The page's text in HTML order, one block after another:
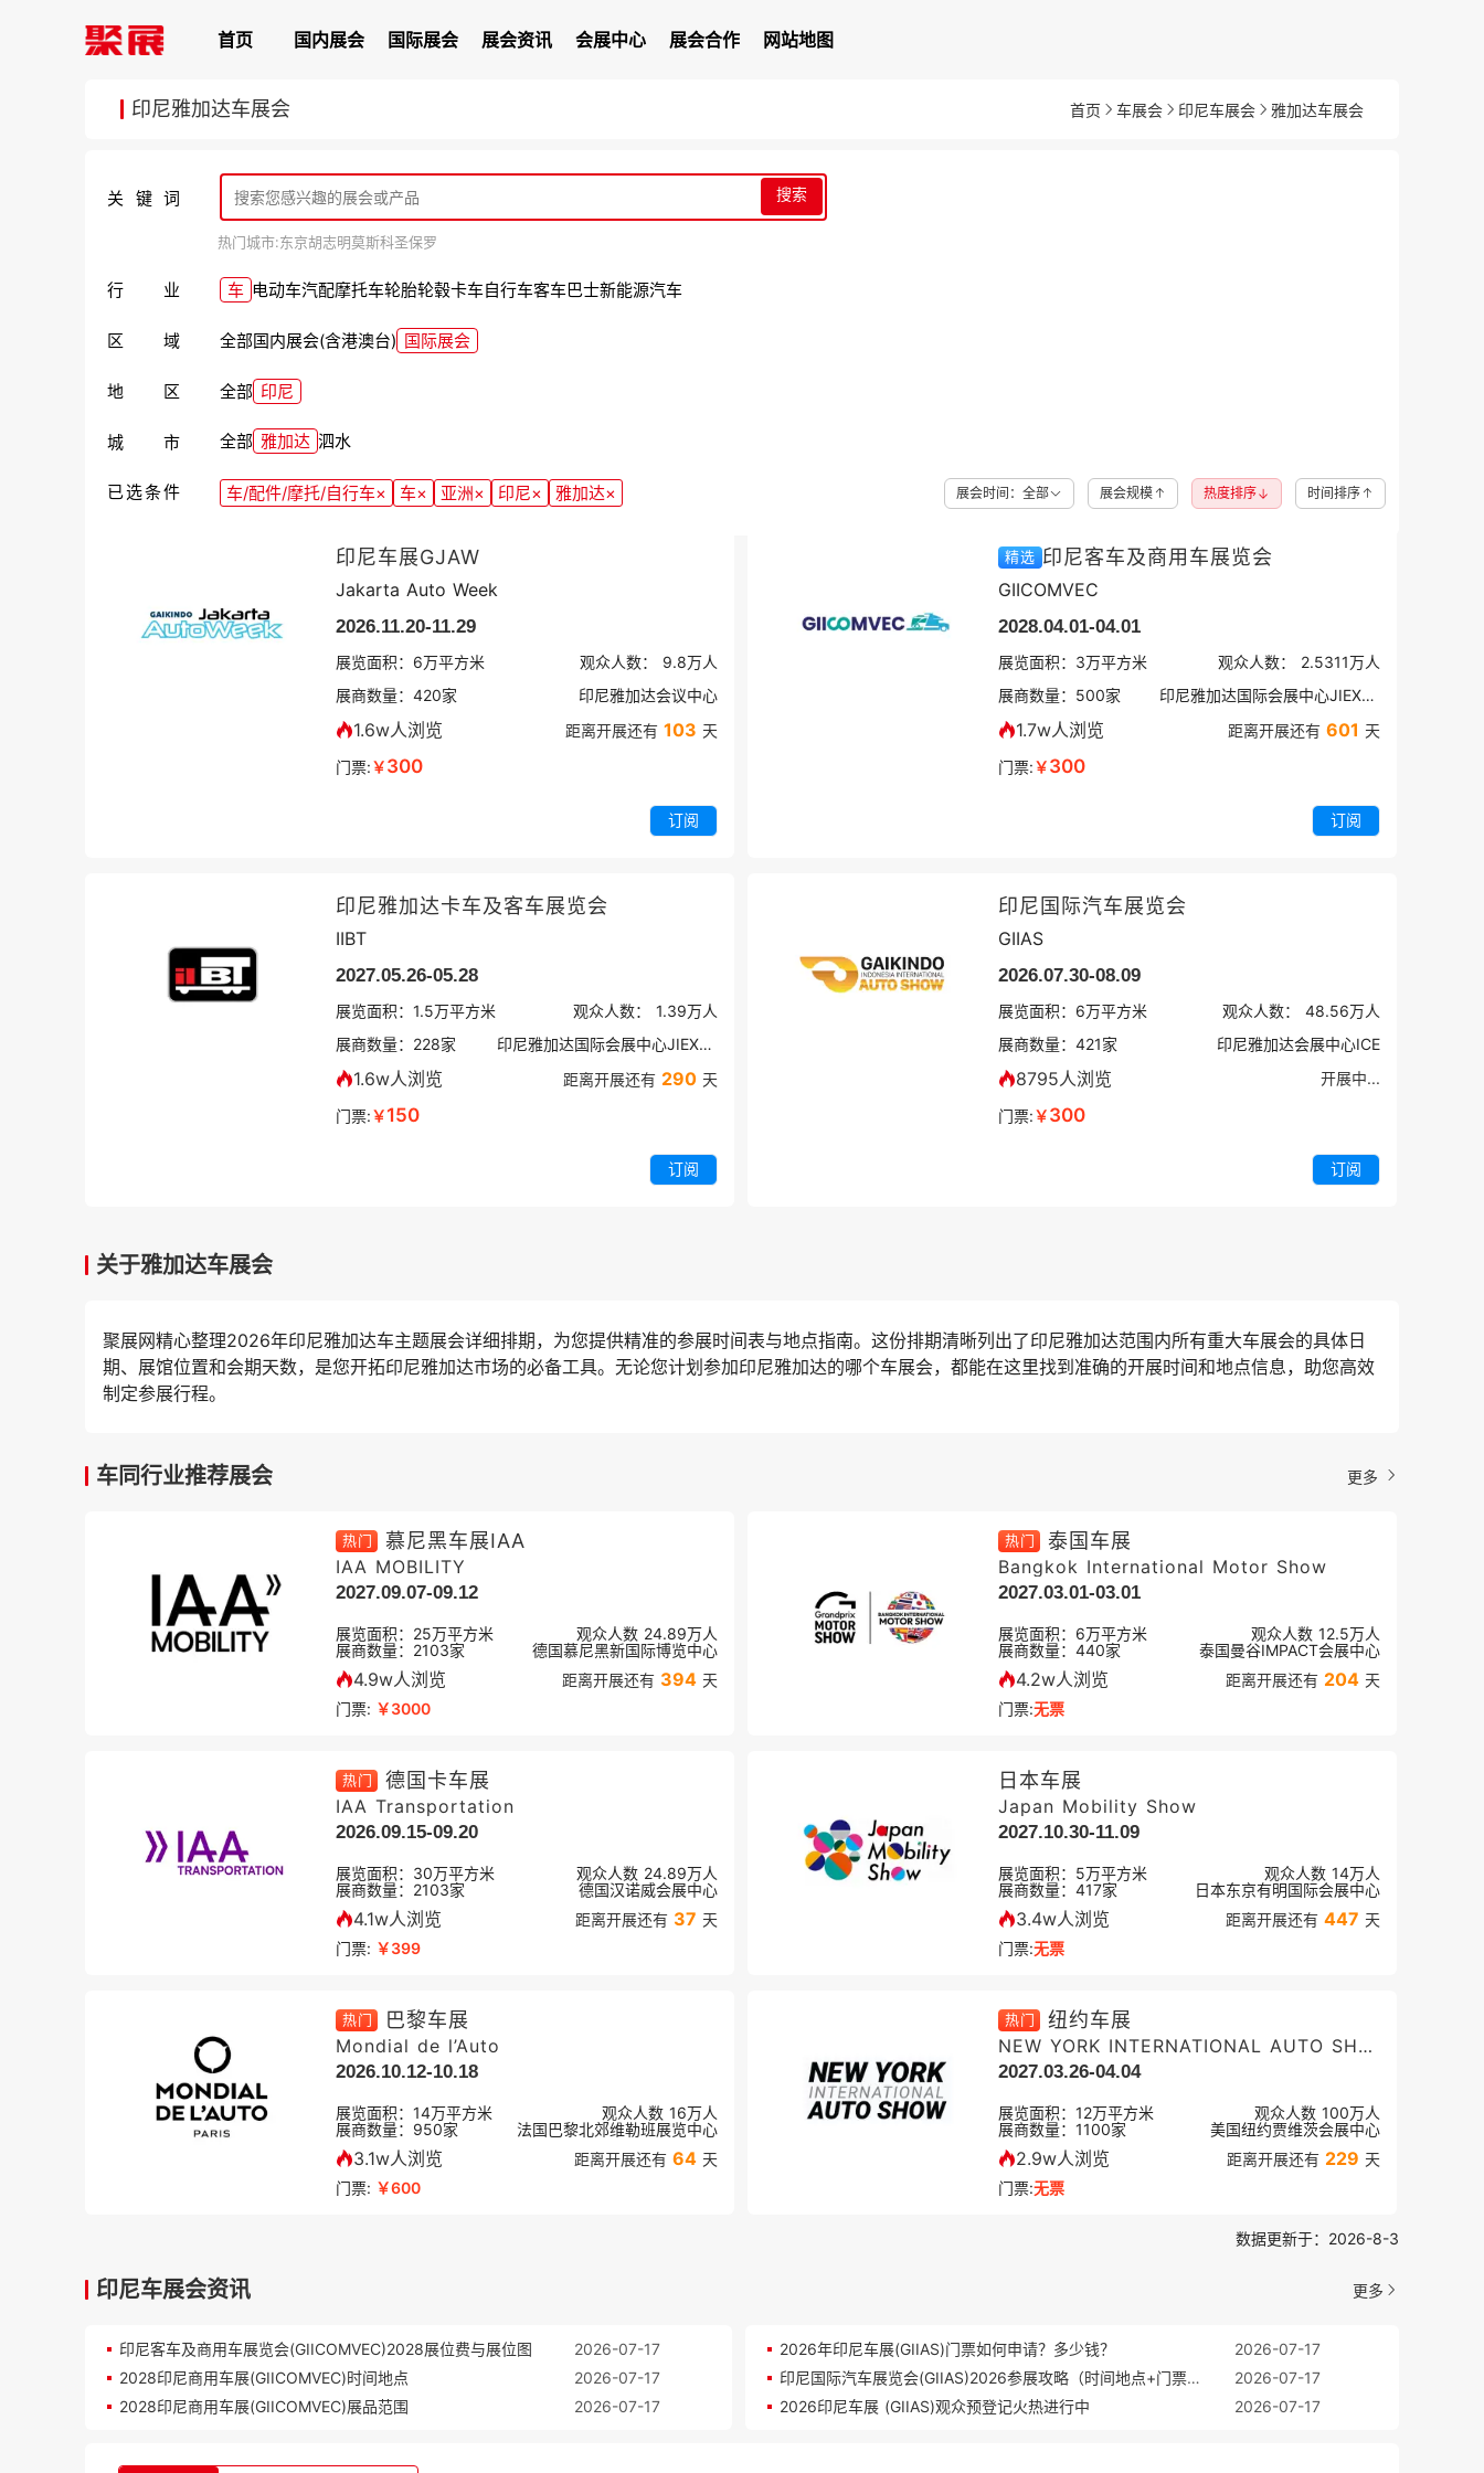
首页 国内展会 国际展会 展会资讯 会展中心 展会合作 网站地图
印尼雅加达车展会 首页 车展会 印尼车展会 雅加达车展会
印尼车展GJAW
Jakarta Auto Week
2026.11.20-11.29
展览面积： 6万平方米 观众人数： 9.8万人
展商数量： 420家 印尼雅加达会议中心
1.6w人浏览 距离开展还有 103 天
门票:￥300
订阅
精选 印尼客车及商用车展览会
GIICOMVEC
2028.04.01-04.01
展览面积： 3万平方米 观众人数： 2.5311万人
展商数量： 500家 印尼雅加达国际会展中心JIEXPO
1.7w人浏览 距离开展还有 601 天
门票:￥300
订阅
印尼雅加达卡车及客车展览会
IIBT
2027.05.26-05.28
展览面积： 1.5万平方米 观众人数： 1.39万人
展商数量： 228家 印尼雅加达国际会展中心JIEXPO
1.6w人浏览 距离开展还有 290 天
门票:￥150
订阅
印尼国际汽车展览会
GIIAS
2026.07.30-08.09
展览面积： 6万平方米 观众人数： 48.56万人
展商数量： 421家 印尼雅加达会展中心ICE
8795人浏览
开展中...
门票:￥300
订阅
关于雅加达车展会
聚展网精心整理2026年印尼雅加达车主题展会详细排期，为您提供精准的参展时间表与地点指南。这份排期清晰列出了印尼雅加达范围内所有重大车展会的具体日
期、展馆位置和会期天数，是您开拓印尼雅加达市场的必备工具。无论您计划参加印尼雅加达的哪个车展会，都能在这里找到准确的开展时间和地点信息，助您高效
制定参展行程。
关键词 搜索
热门城市:东京胡志明莫斯科圣保罗
行业 车 电动车汽配摩托车轮胎轮毂卡车自行车客车巴士新能源汽车
区域 全部国内展会(含港澳台) 国际展会
地区 全部 印尼
城市 全部 雅加达 泗水
已选条件 车/配件/摩托/自行车× 车× 亚洲× 印尼× 雅加达× 展会时间：全部 展会规模 热度排序 时间排序
车同行业推荐展会 更多
热门 慕尼黑车展IAA
IAA MOBILITY
2027.09.07-09.12
展览面积： 25万平方米 观众人数 24.89万人
展商数量： 2103家 德国慕尼黑新国际博览中心
4.9w人浏览 距离开展还有 394 天
门票: ￥3000
热门 泰国车展
Bangkok International Motor Show
2027.03.01-03.01
展览面积： 6万平方米 观众人数 12.5万人
展商数量： 440家 泰国曼谷IMPACT会展中心
4.2w人浏览 距离开展还有 204 天
门票:无票
热门 德国卡车展
IAA Transportation
2026.09.15-09.20
展览面积： 30万平方米 观众人数 24.89万人
展商数量： 2103家 德国汉诺威会展中心
4.1w人浏览 距离开展还有 37 天
门票: ￥399
日本车展
Japan Mobility Show
2027.10.30-11.09
展览面积： 5万平方米 观众人数 14万人
展商数量： 417家 日本东京有明国际会展中心
3.4w人浏览 距离开展还有 447 天
门票:无票
热门 巴黎车展
Mondial de l’Auto
2026.10.12-10.18
展览面积： 14万平方米 观众人数 16万人
展商数量： 950家 法国巴黎北郊维勒班展览中心
3.1w人浏览 距离开展还有 64 天
门票: ￥600
热门 纽约车展
NEW YORK INTERNATIONAL AUTO SHOW
2027.03.26-04.04
展览面积： 12万平方米 观众人数 100万人
展商数量： 1100家 美国纽约贾维茨会展中心
2.9w人浏览 距离开展还有 229 天
门票:无票
数据更新于：2026-8-3
印尼车展会资讯 更多
印尼客车及商用车展览会(GIICOMVEC)2028展位费与展位图
2026-07-17
2028印尼商用车展(GIICOMVEC)时间地点
2026-07-17
2028印尼商用车展(GIICOMVEC)展品范围
2026-07-17
2026年印尼车展(GIIAS)门票如何申请？多少钱？
2026-07-17
印尼国际汽车展览会(GIIAS)2026参展攻略（时间地点+门票怎么买？）
2026-07-17
2026印尼车展 (GIIAS)观众预登记火热进行中
2026-07-17